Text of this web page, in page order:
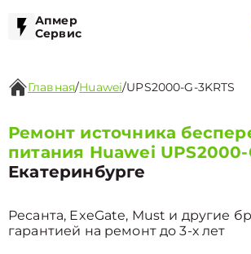
Апмер
Сервис
Главная/Huawei/UPS2000-G-3KRTS
Ремонт источника
питания Huawei UPS2000-
Екатеринбурге
Ресанта, ExeGate, Must и другие
гарантией на ремонт до 3-х лет